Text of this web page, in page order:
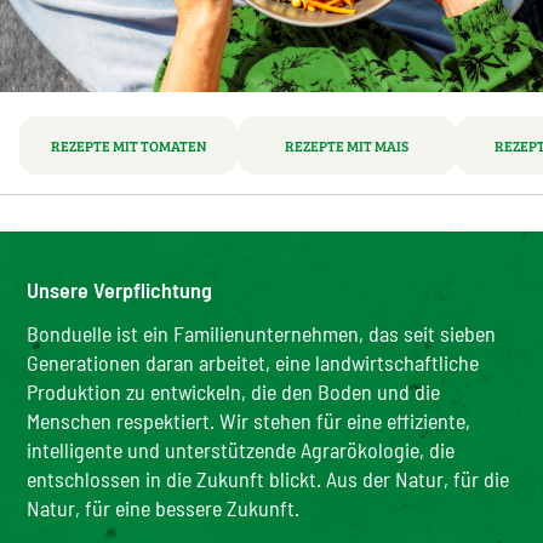
REZEPTE MIT TOMATEN REZEPTE MIT MAIS
Unsere Verpflichtung
Bonduelle ist ein Familienunternehmen, das seit sieben
Generationen daran arbeitet, eine landwirtschaftliche
Produktion zu entwickeln, die den Boden und die
Menschen respektiert. Wir stehen für eine effiziente,
intelligente und unterstützende Agrarökologie, die
entschlossen in die Zukunft blickt. Aus der Natur, für die
Natur, für eine bessere Zukunft.